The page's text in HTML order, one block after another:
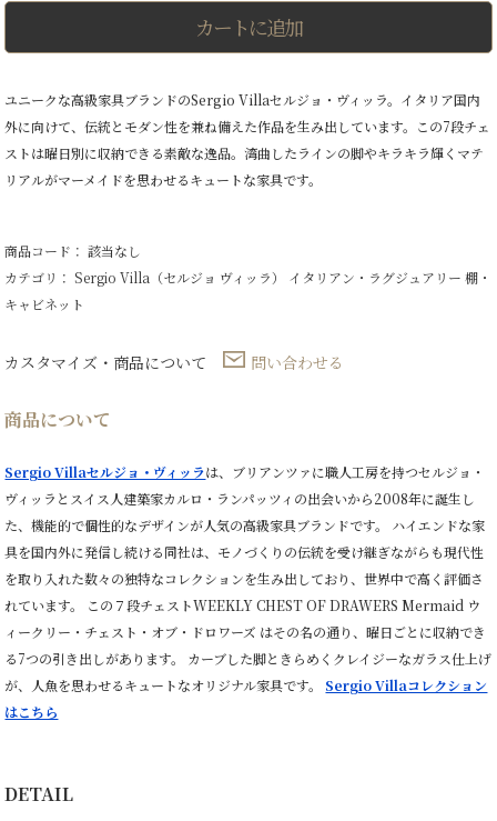
ー
リ
ー・
チ
ェ
ト・
ロ
ワ
ー
ー
メ
ド
7
チ
ス
ト
個
カートに追加
ユニークな高級家具ブランドのSergio Villaセルジョ・ヴィッラ。イタリア国内
外に向けて、伝統とモダン性を兼ね備えた作品を生み出しています。この7段チェ
ストは曜日別に収納できる素敵な逸品。湾曲したラインの脚やキラキラ輝くマテ
リアルがマーメイドを思わせるキュートな家具です。
商品コード： 該当なし
カテゴリ：Sergio Villa（セルジョ ヴィッラ） イタリアン・ラグジュアリー 棚・
キャビネット
カスタマイズ・商品について 問い合わせる
商品について
Sergio Villaセルジョ・ヴィッラは、ブリアンツァに職人工房を持つセルジョ・
ヴィッラとスイス人建築家カルロ・ランパッツィの出会いから2008年に誕生し
た、機能的で個性的なデザインが人気の高級家具ブランドです。 ハイエンドな家
具を国内外に発信し続ける同社は、モノづくりの伝統を受け継ぎながらも現代性
を取り入れた数々の独特なコレクションを生み出しており、世界中で高く評価さ
れています。 この７段チェストWEEKLY CHEST OF DRAWERS Mermaid ウ
ィークリー・チェスト・オブ・ドロワーズ はその名の通り、曜日ごとに収納でき
る7つの引き出しがあります。 カーブした脚ときらめくクレイジーなガラス仕上げ
が、人魚を思わせるキュートなオリジナル家具です。 Sergio Villaコレクション
はこちら
DETAIL